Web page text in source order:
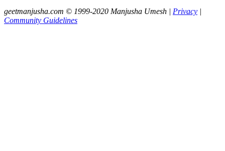
geetmanjusha.com © 1999-2020 Manjusha Umesh | Privacy |
Community Guidelines